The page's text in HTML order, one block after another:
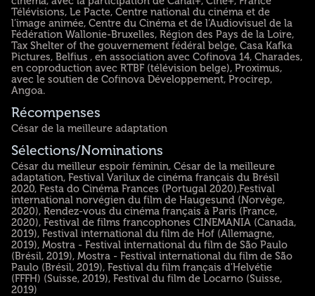
Télévisions, Le Pacte, Centre national du cinéma et de
l’image animée, Centre du Cinéma et de l’Audiovisuel de la
Fédération Wallonie-Bruxelles, Région des Pays de la Loire,
Tax Shelter of the gouvernement fédéral belge, Casa Kafka
Pictures, Belfius , en association avec Cofinova 14, Charades,
en coproduction avec RTBF (télévision belge), Proximus,
avec le soutien de Cofinova Développement, Procirep,
Angoa.
Récompenses
César de la meilleure adaptation
Sélections/Nominations
César du meilleur espoir féminin, César de la meilleure
adaptation, Festival Varilux de cinéma français du Brésil
2020, Festa do Cinéma Frances (Portugal 2020),Festival
international norvégien du film de Haugesund (Norvège,
2020), Rendez-vous du cinéma français à Paris (France,
2020), Festival de films francophones CINEMANIA (Canada,
2019), Festival international du film de Hof (Allemagne,
2019), Mostra - Festival international du film de São Paulo
(Brésil, 2019), Mostra - Festival international du film de São
Paulo (Brésil, 2019), Festival du film français d'Helvétie
(FFFH) (Suisse, 2019), Festival du film de Locarno (Suisse,
2019)